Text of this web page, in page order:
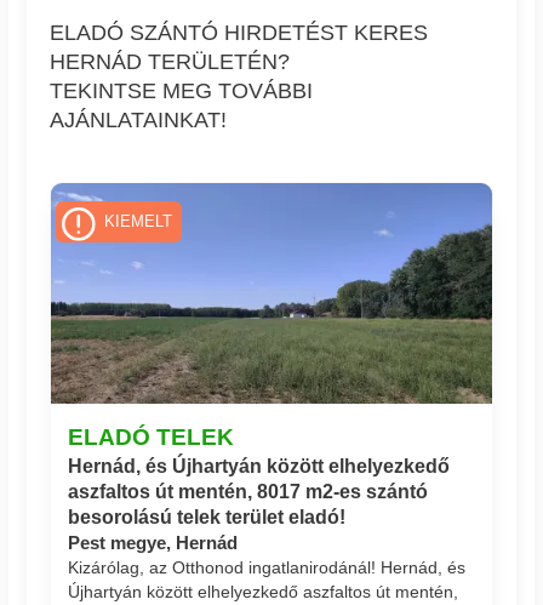
ELADÓ SZÁNTÓ HIRDETÉST KERES
HERNÁD TERÜLETÉN?
TEKINTSE MEG TOVÁBBI
AJÁNLATAINKAT!
ELADÓ TELEK
Hernád, és Újhartyán között elhelyezkedő
aszfaltos út mentén, 8017 m2-es szántó
besorolású telek terület eladó!
Pest megye, Hernád
Kizárólag, az Otthonod ingatlanirodánál! Hernád, és
Újhartyán között elhelyezkedő aszfaltos út mentén,
KIEMELT